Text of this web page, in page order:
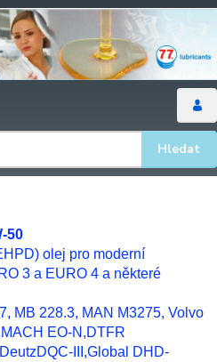
Hledat
50
olej pro moderní
3 a EURO 4 a některé
MB 228.3, MAN M3275, Volvo
EO-N,DTFR
III,Global DHD-